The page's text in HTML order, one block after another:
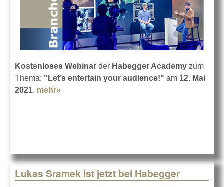
Kostenloses Webinar der Habegger Academy zum
Thema: "Let’s entertain your audience!" am 12. Mai
2021. mehr»
Lukas Sramek ist jetzt bei Habegger